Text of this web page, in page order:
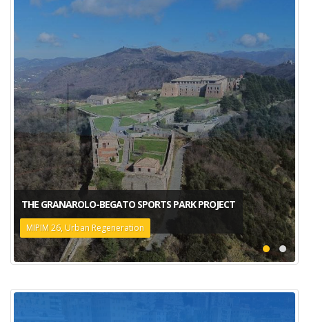
THE GRANAROLO-BEGATO SPORTS PARK PROJECT
MIPIM 26, Urban Regeneration